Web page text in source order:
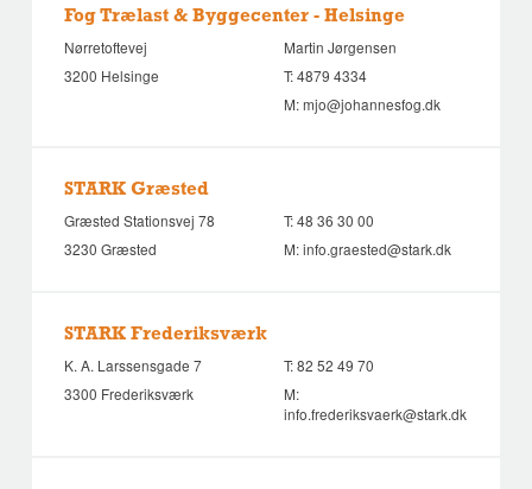
Fog Trælast & Byggecenter - Helsinge
Nørretoftevej
3200 Helsinge
Martin Jørgensen
T:4879 4334
M:mjo@johannesfog.dk
STARK Græsted
Græsted Stationsvej 78
3230 Græsted
T:48 36 30 00
M:info.graested@stark.dk
STARK Frederiksværk
K. A. Larssensgade 7
3300 Frederiksværk
T:82 52 49 70
M:
info.frederiksvaerk@stark.dk